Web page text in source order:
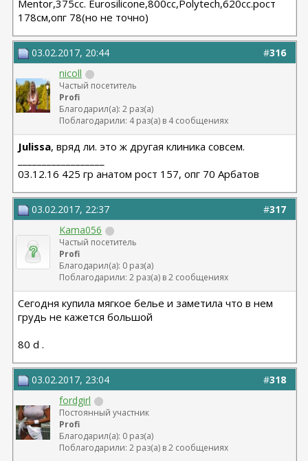
Мentor,375cc. Eurosilicone,800cc,Polytech,620cc.рост
178см,опг 78(но не точно)
#316
03.02.2017, 20:44
nicoll
Частый посетитель
Profi
Благодарил(а): 2 раз(а)
Поблагодарили: 4 раз(а) в 4 сообщениях
Julissa, вряд ли. это ж другая клиника совсем.
03.12.16 425 гр анатом рост 157, опг 70 Арбатов
#317
03.02.2017, 22:37
Kama056
Частый посетитель
Profi
Благодарил(а): 0 раз(а)
Поблагодарили: 2 раз(а) в 2 сообщениях
Сегодня купила мягкое белье и заметила что в нем
грудь не кажется большой
80 d .
#318
03.02.2017, 23:04
fordgirl
Постоянный участник
Profi
Благодарил(а): 0 раз(а)
Поблагодарили: 2 раз(а) в 2 сообщениях